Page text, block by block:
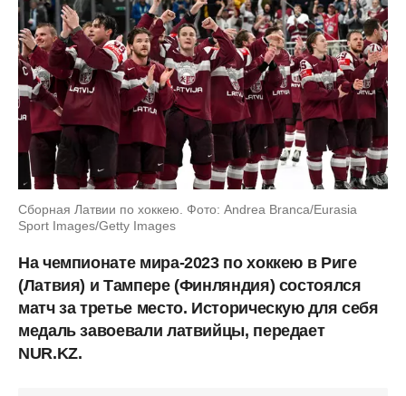
Сборная Латвии по хоккею. Фото: Andrea Branca/Eurasia
Sport Images/Getty Images
На чемпионате мира-2023 по хоккею в Риге
(Латвия) и Тампере (Финляндия) состоялся
матч за третье место. Историческую для себя
медаль завоевали латвийцы, передает
NUR.KZ.